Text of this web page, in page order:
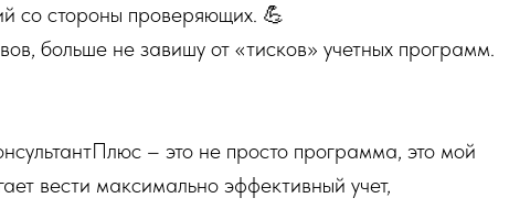
со стороны проверяющих. 💪
больше не завишу от «тисков» учетных программ.
– это не просто программа, это мой
вести максимально эффективный учет,